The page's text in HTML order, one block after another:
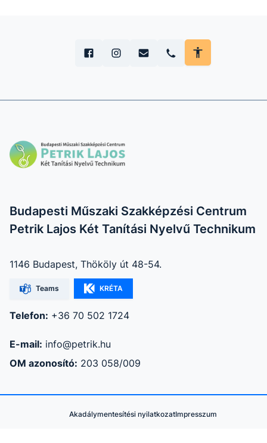
Budapesti Műszaki Szakképzési Centrum
Petrik Lajos Két Tanítási Nyelvű Technikum
1146 Budapest, Thököly út 48-54.
Teams KRÉTA
Telefon: +36 70 502 1724
E-mail: info@petrik.hu
OM azonosító: 203 058/009
Akadálymentesítési nyilatkozatImpresszum